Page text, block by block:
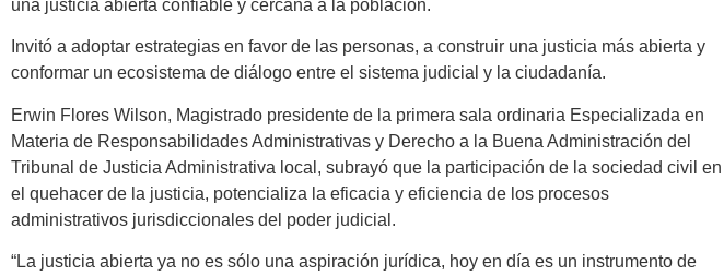
una justicia abierta confiable y cercana a la población.
Invitó a adoptar estrategias en favor de las personas, a construir una justicia más abierta y
conformar un ecosistema de diálogo entre el sistema judicial y la ciudadanía.
Erwin Flores Wilson, Magistrado presidente de la primera sala ordinaria Especializada en
Materia de Responsabilidades Administrativas y Derecho a la Buena Administración del
Tribunal de Justicia Administrativa local, subrayó que la participación de la sociedad civil en
el quehacer de la justicia, potencializa la eficacia y eficiencia de los procesos
administrativos jurisdiccionales del poder judicial.
“La justicia abierta ya no es sólo una aspiración jurídica, hoy en día es un instrumento de